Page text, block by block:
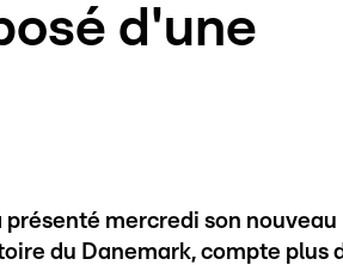
d'une
mercredi son nouveau
du Danemark, compte plus